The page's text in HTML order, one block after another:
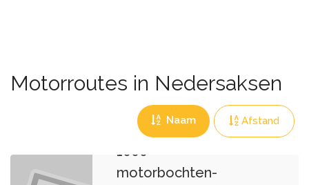
Motorroutes in Nedersaksen
Naam Afstand
1000-
motorbochten-